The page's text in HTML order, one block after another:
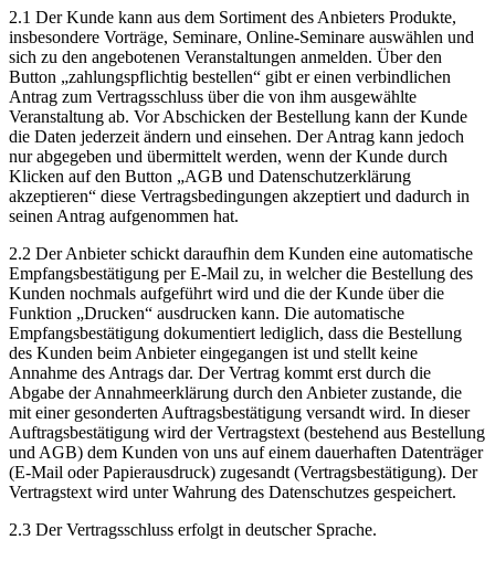
2.1 Der Kunde kann aus dem Sortiment des Anbieters Produkte,
insbesondere Vorträge, Seminare, Online-Seminare auswählen und
sich zu den angebotenen Veranstaltungen anmelden. Über den
Button „zahlungspflichtig bestellen“ gibt er einen verbindlichen
Antrag zum Vertragsschluss über die von ihm ausgewählte
Veranstaltung ab. Vor Abschicken der Bestellung kann der Kunde
die Daten jederzeit ändern und einsehen. Der Antrag kann jedoch
nur abgegeben und übermittelt werden, wenn der Kunde durch
Klicken auf den Button „AGB und Datenschutzerklärung
akzeptieren“ diese Vertragsbedingungen akzeptiert und dadurch in
seinen Antrag aufgenommen hat.
2.2 Der Anbieter schickt daraufhin dem Kunden eine automatische
Empfangsbestätigung per E-Mail zu, in welcher die Bestellung des
Kunden nochmals aufgeführt wird und die der Kunde über die
Funktion „Drucken“ ausdrucken kann. Die automatische
Empfangsbestätigung dokumentiert lediglich, dass die Bestellung
des Kunden beim Anbieter eingegangen ist und stellt keine
Annahme des Antrags dar. Der Vertrag kommt erst durch die
Abgabe der Annahmeerklärung durch den Anbieter zustande, die
mit einer gesonderten Auftragsbestätigung versandt wird. In dieser
Auftragsbestätigung wird der Vertragstext (bestehend aus Bestellung
und AGB) dem Kunden von uns auf einem dauerhaften Datenträger
(E-Mail oder Papierausdruck) zugesandt (Vertragsbestätigung). Der
Vertragstext wird unter Wahrung des Datenschutzes gespeichert.
2.3 Der Vertragsschluss erfolgt in deutscher Sprache.